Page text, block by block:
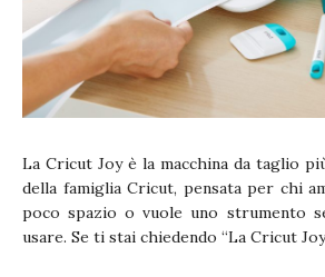
La Cricut Joy è la macchina da taglio
della famiglia Cricut, pensata per chi
poco spazio o vuole uno strumento
usare. Se ti stai chiedendo “La Cricut